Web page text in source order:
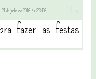
21 de junho de 2016 às 23:56
fazer as festas